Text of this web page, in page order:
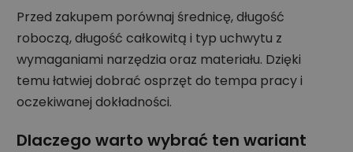
Przed zakupem porównaj średnicę, długość
roboczą, długość całkowitą i typ uchwytu z
wymaganiami narzędzia oraz materiału. Dzięki
temu łatwiej dobrać osprzęt do tempa pracy i
oczekiwanej dokładności.
Dlaczego warto wybrać ten wariant